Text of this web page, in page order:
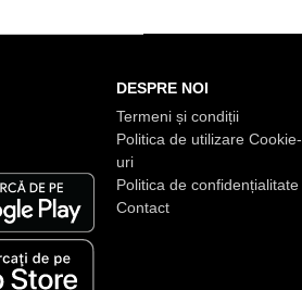
DESPRE NOI
Termeni și condiții
Politica de utilizare Cookie-
uri
Politica de confidențialitate
Contact